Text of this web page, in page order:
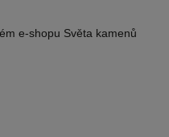
e-shopu Světa kamenů